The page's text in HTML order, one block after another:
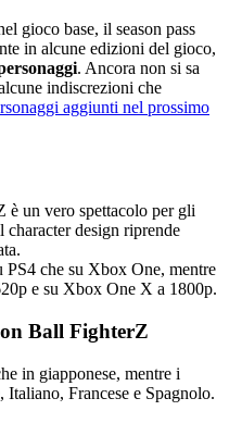
gioco base, il season pass
in alcune edizioni del gioco,
. Ancora non si sa
indiscrezioni che
aggiunti nel prossimo
è un vero spettacolo per gli
design riprende
che su Xbox One, mentre
e su Xbox One X a 1800p.
Ball FighterZ
in giapponese, mentre i
Francese e Spagnolo.